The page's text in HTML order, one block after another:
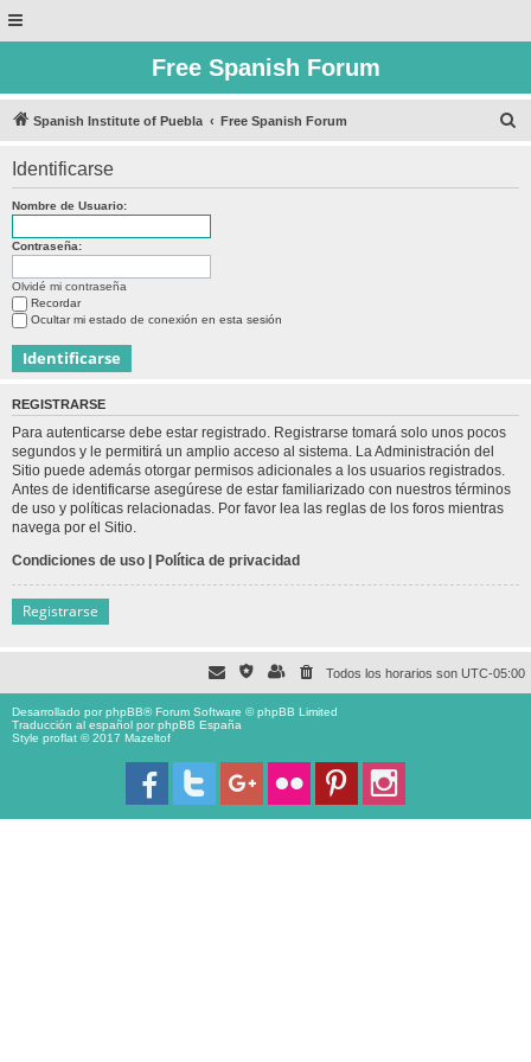
Free Spanish Forum
Spanish Institute of Puebla Free Spanish Forum
Identificarse
Nombre de Usuario:
Contraseña:
Olvidé mi contraseña
Recordar
Ocultar mi estado de conexión en esta sesión
REGISTRARSE
Para autenticarse debe estar registrado. Registrarse tomará solo unos pocos
segundos y le permitirá un amplio acceso al sistema. La Administración del
Sitio puede además otorgar permisos adicionales a los usuarios registrados.
Antes de identificarse asegúrese de estar familiarizado con nuestros términos
de uso y políticas relacionadas. Por favor lea las reglas de los foros mientras
navega por el Sitio.
Condiciones de uso | Política de privacidad
Registrarse
Todos los horarios son UTC-05:00
Desarrollado porphpBB® Forum Software © phpBB Limited
Traducción al español porphpBB España
Style proflat © 2017 Mazeltof